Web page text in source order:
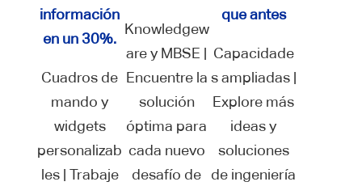
información
en un 30%.
Cuadros de
mando y
widgets
personalizab
les | Trabaje
Knowledgew
are y MBSE |
Encuentre la
solución
óptima para
cada nuevo
desafío de
que antes
Capacidade
s ampliadas |
Explore más
ideas y
soluciones
de ingeniería